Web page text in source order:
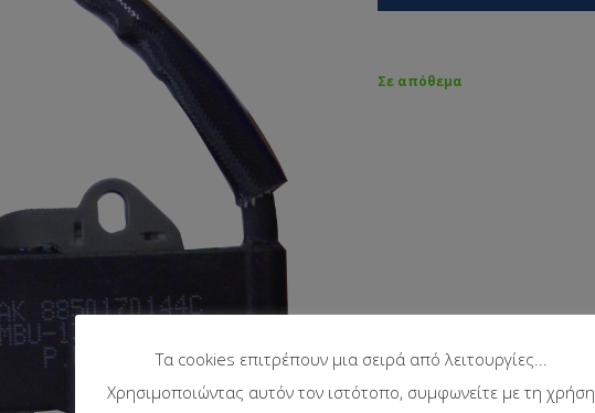
Σε απόθεμα
Τα cookies επιτρέπουν μια σειρά από λειτουργίες...
Χρησιμοποιώντας αυτόν τον ιστότοπο, συμφωνείτε με τη χρήση